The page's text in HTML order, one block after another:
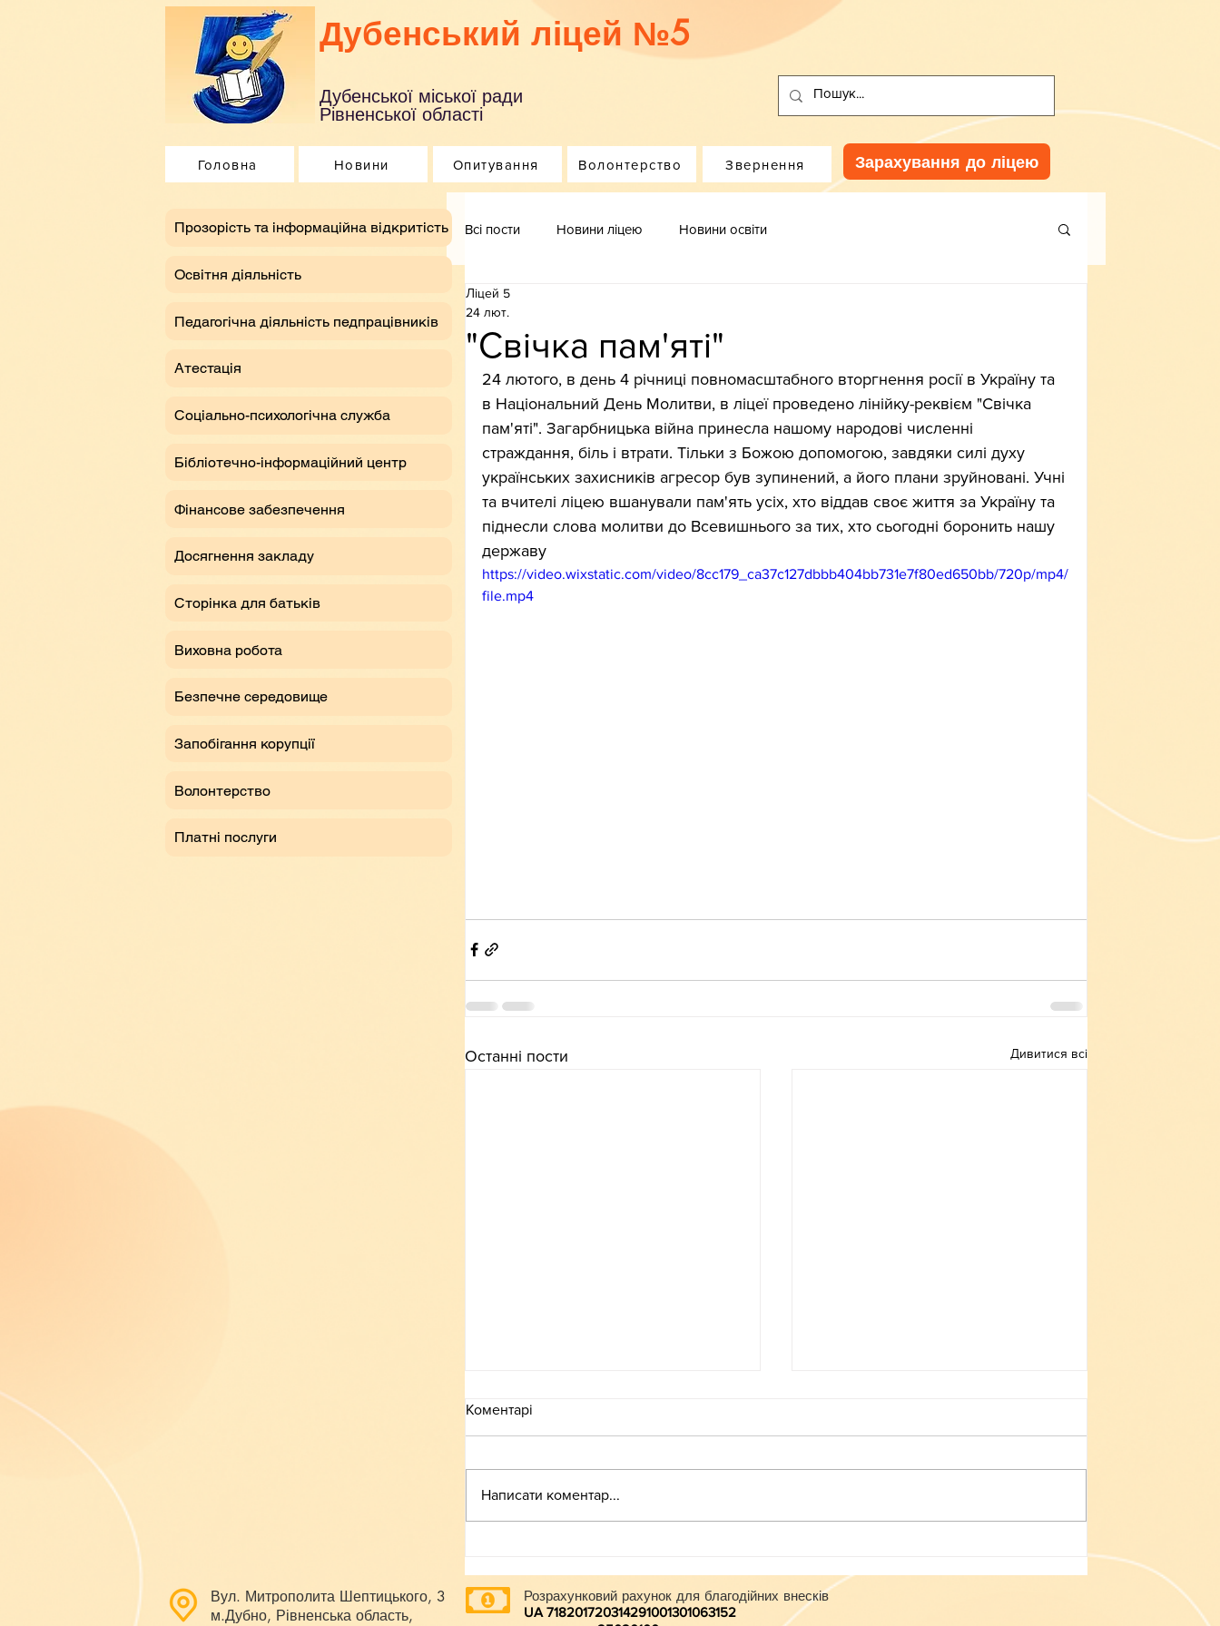
Дубенський ліцей №5
Дубенської міської ради
Рівненської області
Головна Новини Опитування Волонтерство Звернення Зарахування до ліцею
Всі пости Новини ліцею Новини освіти
"Свічка пам'яті"
Ліцей 5
24 лют.
24 лютого, в день 4 річниці повномасштабного вторгнення росії в Україну та
в Національний День Молитви, в ліцеї проведено лінійку-реквієм "Свічка
пам'яті". Загарбницька війна принесла нашому народові численні
страждання, біль і втрати. Тільки з Божою допомогою, завдяки силі духу
українських захисників агресор був зупинений, а його плани зруйновані. Учні
та вчителі ліцею вшанували пам'ять усіх, хто віддав своє життя за Україну та
піднесли слова молитви до Всевишнього за тих, хто сьогодні боронить нашу
державу
https://video.wixstatic.com/video/8cc179_ca37c127dbbb404bb731e7f80ed650bb/720p/mp4/
file.mp4
Останні пости Дивитися всі
Небезпека зачепінгу
Коментарі
Написати коментар...
​Прозорість та інформаційна відкритість
Освітня діяльність
Педагогічна діяльність педпрацівників
Атестація
Соціально-психологічна служба
Бібліотечно-інформаційний центр
Фінансове забезпечення
Досягнення закладу
Сторінка для батьків
Виховна робота
Безпечне середовище
Запобігання корупції
Волонтерство
Платні послуги
Вул. Митрополита Шептицького, 3
м.Дубно, Рівненська область,
Розрахунковий рахунок для благодійних внесків
UA 718201720314291001301063152